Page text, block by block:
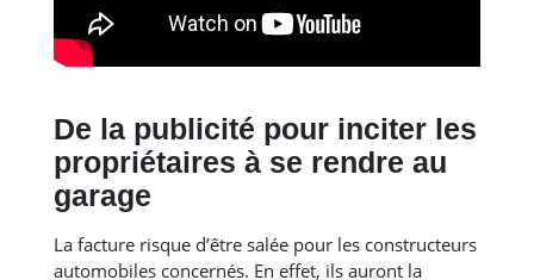
De la publicité pour inciter les
propriétaires à se rendre au
garage
La facture risque d’être salée pour les constructeurs
automobiles concernés. En effet, ils auront la